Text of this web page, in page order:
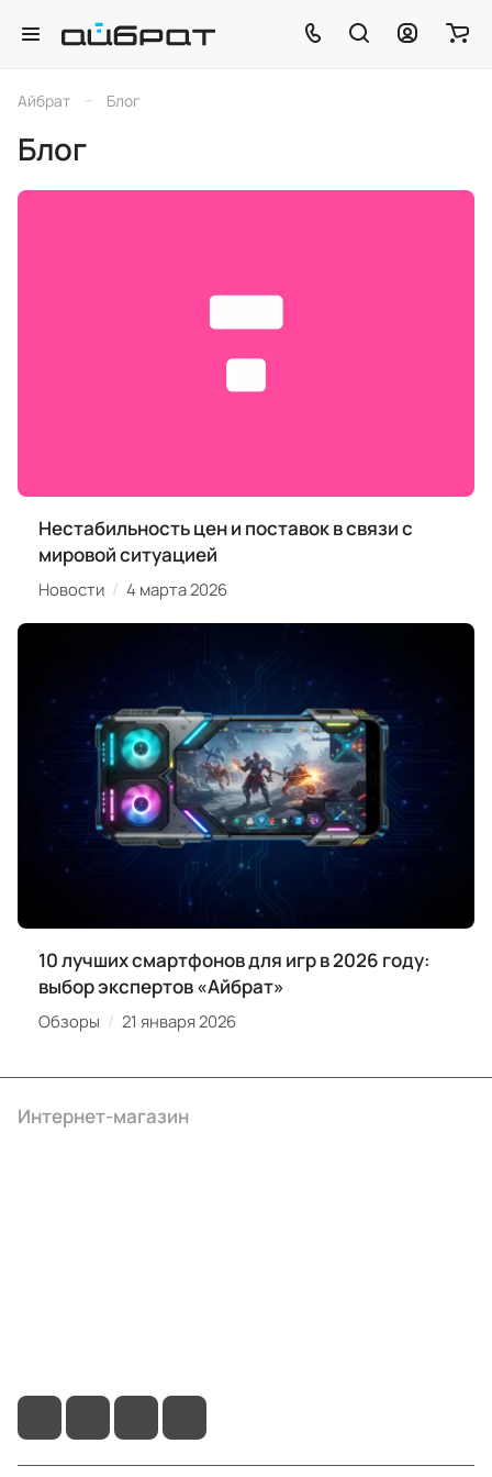
Айбрат – Блог
Блог
Нестабильность цен и поставок в связи с
мировой ситуацией
Новости / 4 марта 2026
10 лучших смартфонов для игр в 2026 году:
выбор экспертов «Айбрат»
Обзоры / 21 января 2026
Интернет-магазин